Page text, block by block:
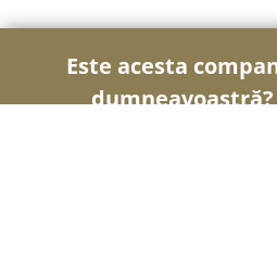
Este acesta
dumneavoastră?